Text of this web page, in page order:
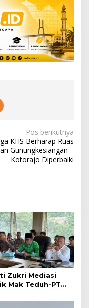
Pos berikutnya
KHS Berharap Ruas
Gunungkesiangan –
Kotorajo Diperbaiki
Zukri Mediasi
Mak Teduh-PT